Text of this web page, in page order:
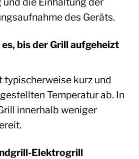
des Geräts.
bis der Grill aufgeheizt
typischerweise kurz und
Temperatur ab. In
innerhalb weniger
Elektrogrill